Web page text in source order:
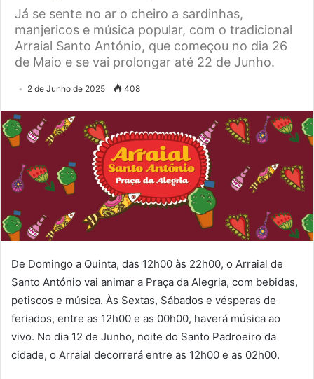
Já se sente no ar o cheiro a sardinhas,
manjericos e música popular, com o tradicional
Arraial Santo António, que começou no dia 26
de Maio e se vai prolongar até 22 de Junho.
2 de Junho de 2025 408
De Domingo a Quinta, das 12h00 às 22h00, o Arraial de
Santo António vai animar a Praça da Alegria, com bebidas,
petiscos e música. Às Sextas, Sábados e vésperas de
feriados, entre as 12h00 e as 00h00, haverá música ao
vivo. No dia 12 de Junho, noite do Santo Padroeiro da
cidade, o Arraial decorrerá entre as 12h00 e as 02h00.